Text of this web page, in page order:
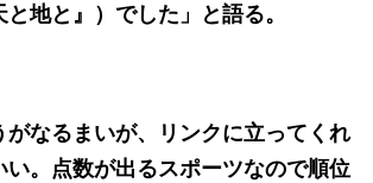
地と』）でした」と語る。
がなるまいが、リンクに立ってくれ
い。点数が出るスポーツなので順位